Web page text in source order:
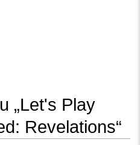
„Let's Play
Revelations“